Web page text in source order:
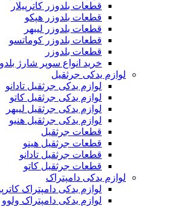
قطعات بلدوزر کاترپیلار
قطعات بلدوزر هپکو
قطعات بلدوزر لیبهر
قطعات بلدوزر کوماتسو
قطعات بلدوزر
خرید انواع سوپر شارژ بلدوزر فروش
لوازم یدکی جرثقیل
لوازم یدکی جرثقیل تادانو
لوازم یدکی جرثقیل کاتو
لوازم یدکی جرثقیل لیبهر
لوازم یدکی جرثقیل هنیو
قطعات جرثقیل
قطعات جرثقیل هینو
قطعات جرثقیل تادانو
قطعات جرثقیل کاتو
لوازم یدکی دامپتراک
لوازم یدکی دامپتراک کاترپیلار
لوازم یدکی دامپتراک ولوو